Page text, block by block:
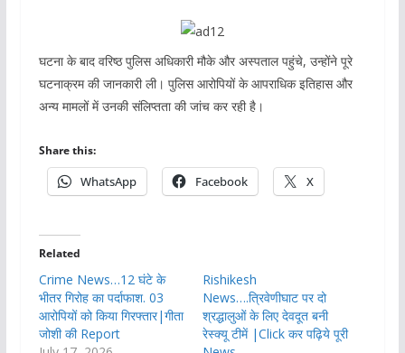
घटना के बाद वरिष्ठ पुलिस अधिकारी मौके और अस्पताल पहुंचे, उन्होंने पूरे
घटनाक्रम की जानकारी ली। पुलिस आरोपियों के आपराधिक इतिहास और
अन्य मामलों में उनकी संलिप्तता की जांच कर रही है।
Share this:
WhatsApp Facebook X
Related
Crime News…12 घंटे के
भीतर गिरोह का पर्दाफाश. 03
आरोपियों को किया गिरफ्तार|गीता
जोशी की Report
Rishikesh
News….त्रिवेणीघाट पर दो
श्रद्धालुओं के लिए देवदूत बनी
रेस्क्यू टीमें |Click कर पढ़िये पूरी